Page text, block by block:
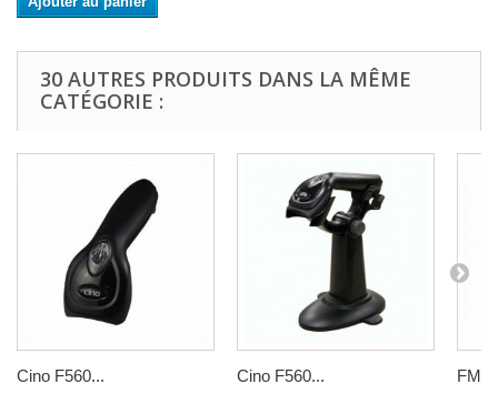
30 AUTRES PRODUITS DANS LA MÊME
CATÉGORIE :
Cino F560... Cino F560...